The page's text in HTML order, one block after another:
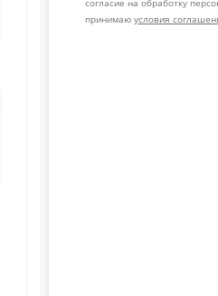
согласие на обработку
принимаю условия